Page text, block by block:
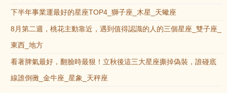
下半年事業運最好的星座TOP4_獅子座_木星_天蠍座
8月第二週，桃花主動靠近，遇到值得認識的人的三個星座_雙子座_
東西_地方
看著脾氣最好，翻臉時最狠！立秋後這三大星座撕掉偽裝，誰碰底
線誰倒黴_金牛座_星象_天秤座